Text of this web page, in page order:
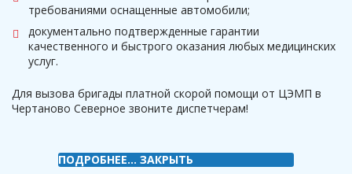
ПОДРОБНЕЕ... ЗАКРЫТЬ
требованиями оснащенные автомобили;
документально подтвержденные гарантии
качественного и быстрого оказания любых медицинских
услуг.
Для вызова бригады платной скорой помощи от ЦЭМП в
Чертаново Северное звоните диспетчерам!